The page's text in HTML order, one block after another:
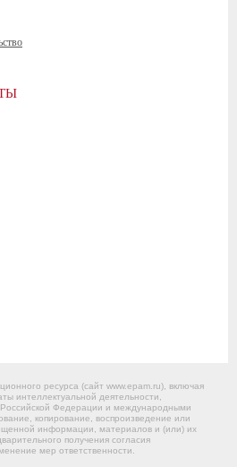
ресурса (сайт www.epam.ru), включая
интеллектуальной деятельности,
Федерации и международными
копирование, воспроизведение или
информации, материалов и (или) их
получения согласия
мер ответственности.